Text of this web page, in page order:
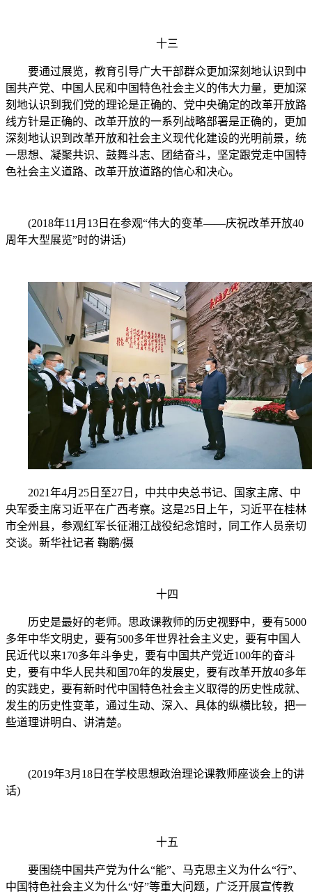
十三
要通过展览，教育引导广大干部群众更加深刻地认识到中
国共产党、中国人民和中国特色社会主义的伟大力量，更加深
刻地认识到我们党的理论是正确的、党中央确定的改革开放路
线方针是正确的、改革开放的一系列战略部署是正确的，更加
深刻地认识到改革开放和社会主义现代化建设的光明前景，统
一思想、凝聚共识、鼓舞斗志、团结奋斗，坚定跟党走中国特
色社会主义道路、改革开放道路的信心和决心。
(2018年11月13日在参观“伟大的变革——庆祝改革开放40
周年大型展览”时的讲话)
2021年4月25日至27日，中共中央总书记、国家主席、中
央军委主席习近平在广西考察。这是25日上午，习近平在桂林
市全州县，参观红军长征湘江战役纪念馆时，同工作人员亲切
交谈。新华社记者 鞠鹏/摄
十四
历史是最好的老师。思政课教师的历史视野中，要有5000
多年中华文明史，要有500多年世界社会主义史，要有中国人
民近代以来170多年斗争史，要有中国共产党近100年的奋斗
史，要有中华人民共和国70年的发展史，要有改革开放40多年
的实践史，要有新时代中国特色社会主义取得的历史性成就、
发生的历史性变革，通过生动、深入、具体的纵横比较，把一
些道理讲明白、讲清楚。
(2019年3月18日在学校思想政治理论课教师座谈会上的讲
话)
十五
要围绕中国共产党为什么“能”、马克思主义为什么“行”、
中国特色社会主义为什么“好”等重大问题，广泛开展宣传教